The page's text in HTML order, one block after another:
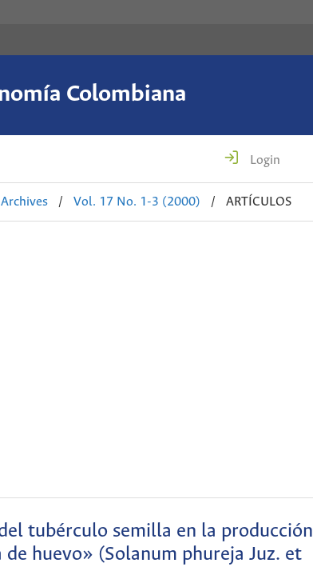
Colombiana
Login
Archives / Vol. 17 No. 1-3 (2000) / ARTÍCULOS
tubérculo semilla en la producción
huevo» (Solanum phureja Juz. et